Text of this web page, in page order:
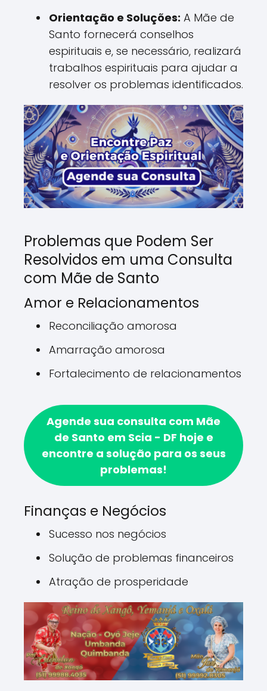
Orientação e Soluções: A Mãe de
Santo fornecerá conselhos
espirituais e, se necessário, realizará
trabalhos espirituais para ajudar a
resolver os problemas identificados.
Problemas que Podem Ser
Resolvidos em uma Consulta
com Mãe de Santo
Amor e Relacionamentos
Reconciliação amorosa
Amarração amorosa
Fortalecimento de relacionamentos
Agende sua consulta com Mãe
de Santo em Scia - DF hoje e
encontre a solução para os seus
problemas!
Finanças e Negócios
Sucesso nos negócios
Solução de problemas financeiros
Atração de prosperidade